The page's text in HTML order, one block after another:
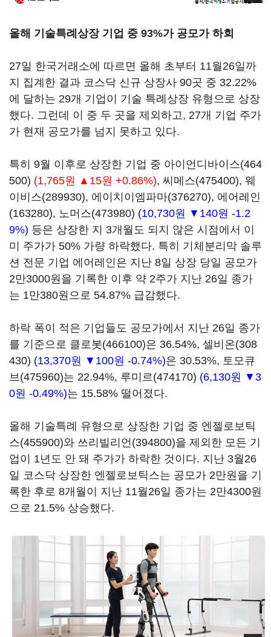
올해 기술특례상장 기업 중 93%가 공모가 하회
27일 한국거래소에 따르면 올해 초부터 11월26일까
지 집계한 결과 코스닥 신규 상장사 90곳 중 32.22%
에 달하는 29개 기업이 기술 특례상장 유형으로 상장
했다. 그런데 이 중 두 곳을 제외하고, 27개 기업 주가
가 현재 공모가를 넘지 못하고 있다.
특히 9월 이후로 상장한 기업 중 아이언디바이스(464
500) (1,765원 ▲15원 +0.86%), 씨메스(475400), 웨
이비스(289930), 에이치이엠파마(376270), 에어레인
(163280), 노머스(473980) (10,730원 ▼140원 -1.2
9%) 등은 상장한 지 3개월도 되지 않은 시점에서 이
미 주가가 50% 가량 하락했다. 특히 기체분리막 솔루
션 전문 기업 에어레인은 지난 8일 상장 당일 공모가
2만3000원을 기록한 이후 약 2주가 지난 26일 종가
는 1만380원으로 54.87% 급감했다.
하락 폭이 적은 기업들도 공모가에서 지난 26일 종가
를 기준으로 클로봇(466100)은 36.54%, 셀비온(308
430) (13,370원 ▼100원 -0.74%)은 30.53%, 토모큐
브(475960)는 22.94%, 루미르(474170) (6,130원 ▼3
0원 -0.49%)는 15.58% 떨어졌다.
올해 기술특례 유형으로 상장한 기업 중 엔젤로보틱
스(455900)와 쓰리빌리언(394800)을 제외한 모든 기
업이 1년도 안 돼 주가가 하락한 것이다. 지난 3월26
일 코스닥 상장한 엔젤로보틱스는 공모가 2만원을 기
록한 후로 8개월이 지난 11월26일 종가는 2만4300원
으로 21.5% 상승했다.